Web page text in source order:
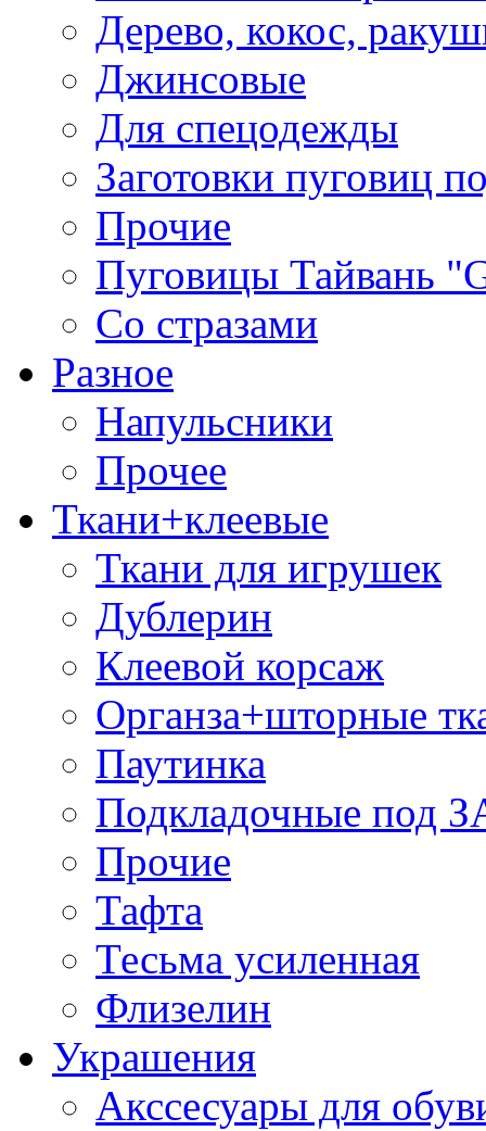
Дерево, кокос,
Джинсовые
Для спецодежды
Заготовки пуговиц
Прочие
Пуговицы Тайвань
Со стразами
Разное
Напульсники
Прочее
Ткани+клеевые
Ткани для игрушек
Дублерин
Клеевой корсаж
Органза+шторные
Паутинка
Подкладочные под
Прочие
Тафта
Тесьма усиленная
Флизелин
Украшения
Акссесуары для